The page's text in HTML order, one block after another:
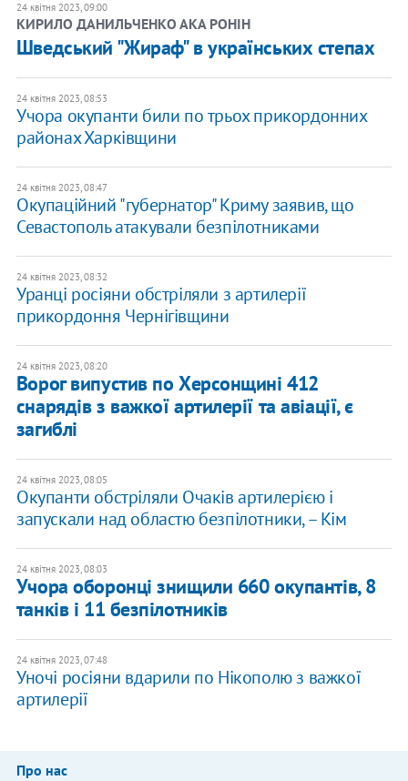
24 квітня 2023, 09:00
КИРИЛО ДАНИЛЬЧЕНКО АКА РОНІН
Шведський "Жираф" в українських степах
24 квітня 2023, 08:53
Учора окупанти били по трьох прикордонних
районах Харківщини
24 квітня 2023, 08:47
Окупаційний "губернатор" Криму заявив, що
Севастополь атакували безпілотниками
24 квітня 2023, 08:32
Уранці росіяни обстріляли з артилерії
прикордоння Чернігівщини
24 квітня 2023, 08:20
Ворог випустив по Херсонщині 412
снарядів з важкої артилерії та авіації, є
загиблі
24 квітня 2023, 08:05
Окупанти обстріляли Очаків артилерією і
запускали над областю безпілотники, – Кім
24 квітня 2023, 08:03
Учора оборонці знищили 660 окупантів, 8
танків і 11 безпілотників
24 квітня 2023, 07:48
Уночі росіяни вдарили по Нікополю з важкої
артилерії
Про нас